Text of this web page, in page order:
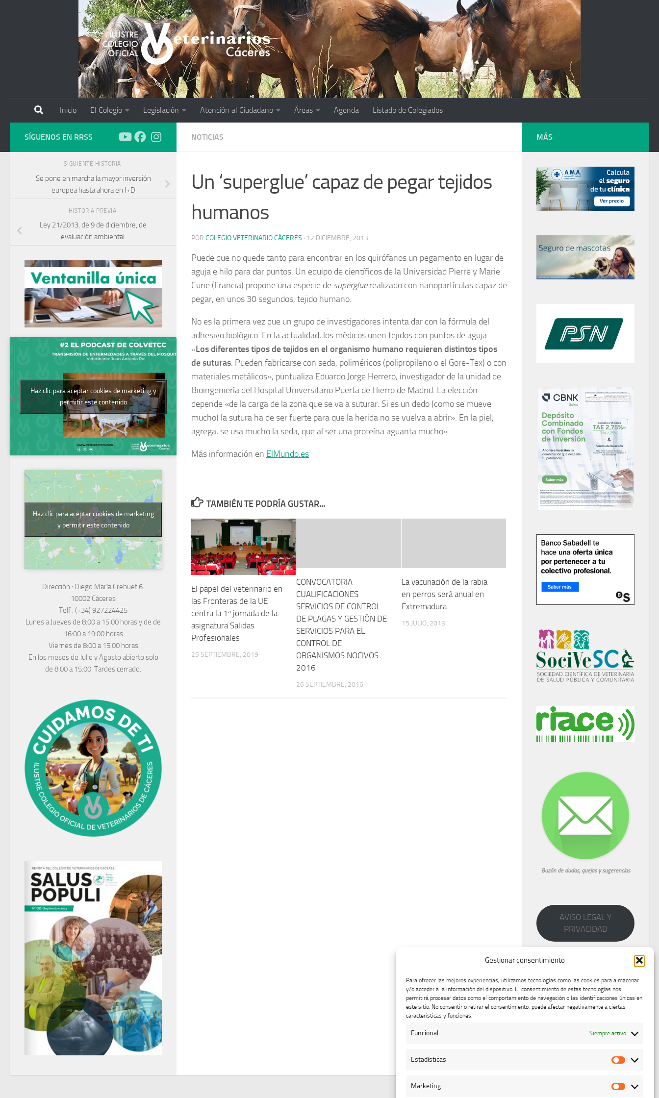
Gestionar consentimiento
Para ofrecer las mejores experiencias, utilizamos tecnologías como las cookies para almacenar
y/o acceder a la información del dispositivo. El consentimiento de estas tecnologías nos
permitirá procesar datos como el comportamiento de navegación o las identificaciones únicas en
este sitio. No consentir o retirar el consentimiento, puede afectar negativamente a ciertas
características y funciones.
Funcional Siempre activo
Estadísticas
Marketing
Marketing
Inicio El Colegio Legislación Atención al Ciudadano Áreas Agenda Listado de Colegiados
NOTICIAS
Un ‘superglue’ capaz de pegar tejidos
humanos
POR COLEGIO VETERINARIO CÁCERES · 12 DICIEMBRE, 2013
Puede que no quede tanto para encontrar en los quirófanos un pegamento en lugar de
aguja e hilo para dar puntos. Un equipo de científicos de la Universidad Pierre y Marie
Curie (Francia) propone una especie de supergluerealizado con nanopartículas capaz de
pegar, en unos 30 segundos, tejido humano.
No es la primera vez que un grupo de investigadores intenta dar con la fórmula del
adhesivo biológico. En la actualidad, los médicos unen tejidos con puntos de aguja.
«Los diferentes tipos de tejidos en el organismo humano requieren distintos tipos
de suturas. Pueden fabricarse con seda, poliméricos (polipropileno o el Gore-Tex) o con
materiales metálicos», puntualiza Eduardo Jorge Herrero, investigador de la unidad de
Bioingeniería del Hospital Universitario Puerta de Hierro de Madrid. La elección
depende «de la carga de la zona que se va a suturar. Si es un dedo (como se mueve
mucho) la sutura ha de ser fuerte para que la herida no se vuelva a abrir». En la piel,
agrega, se usa mucho la seda, que al ser una proteína aguanta mucho».
Más información en ElMundo.es
TAMBIÉN TE PODRÍA GUSTAR...
El papel del veterinario en
las Fronteras de la UE
centra la 1ª jornada de la
asignatura Salidas
Profesionales
25 SEPTIEMBRE, 2019
CONVOCATORIA
CUALIFICACIONES
SERVICIOS DE CONTROL
DE PLAGAS Y GESTIÓN DE
SERVICIOS PARA EL
CONTROL DE
ORGANISMOS NOCIVOS
2016
26 SEPTIEMBRE, 2016
La vacunación de la rabia
en perros será anual en
Extremadura
15 JULIO, 2013
SÍGUENOS EN RRSS
SIGUIENTE HISTORIA
Se pone en marcha la mayor inversión
europea hasta ahora en I+D
HISTORIA PREVIA
Ley 21/2013, de 9 de diciembre, de
evaluación ambiental.
Podcast del
Colegio de
Veterinarios
Haz clic para aceptar cookies de marketing y
permitir este contenido
Haz clic para aceptar cookies de marketing
y permitir este contenido
Dirección : Diego María Crehuet 6.
10002 Cáceres
Telf : (+34) 927224425
Lunes a Jueves de 8:00 a 15:00 horas y de de
16:00 a 19:00 horas
Viernes de 8:00 a 15:00 horas
En los meses de Julio y Agosto abierto solo
de 8:00 a 15:00. Tardes cerrado.
MÁS
Buzón de dudas, quejas y sugerencias
AVISO LEGAL Y
PRIVACIDAD